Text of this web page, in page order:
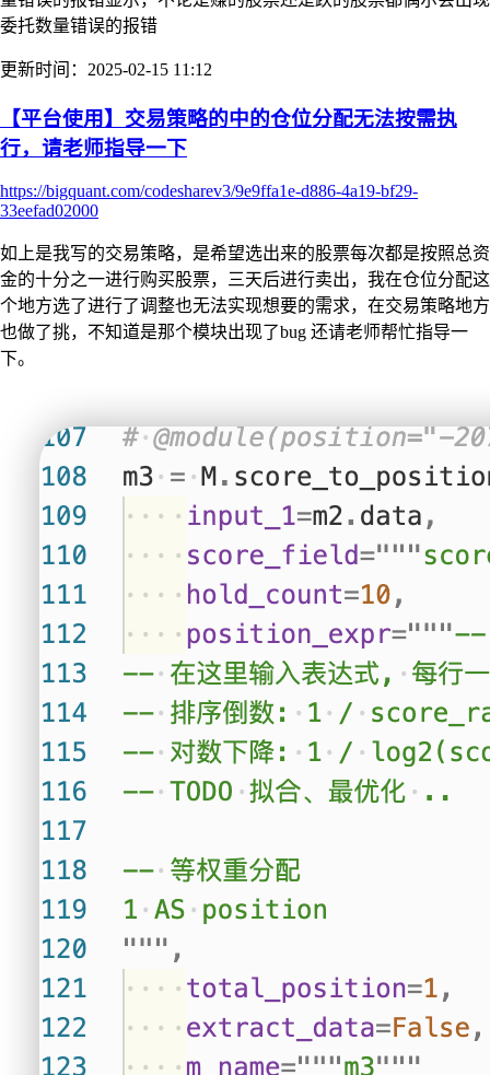
委托数量错误的报错
更新时间：2025-02-15 11:12
【平台使用】交易策略的中的仓位分配无法按需执
行，请老师指导一下
https://bigquant.com/codesharev3/9e9ffa1e-d886-4a19-bf29-
33eefad02000
如上是我写的交易策略，是希望选出来的股票每次都是按照总资
金的十分之一进行购买股票，三天后进行卖出，我在仓位分配这
个地方选了进行了调整也无法实现想要的需求，在交易策略地方
也做了挑，不知道是那个模块出现了bug 还请老师帮忙指导一
下。